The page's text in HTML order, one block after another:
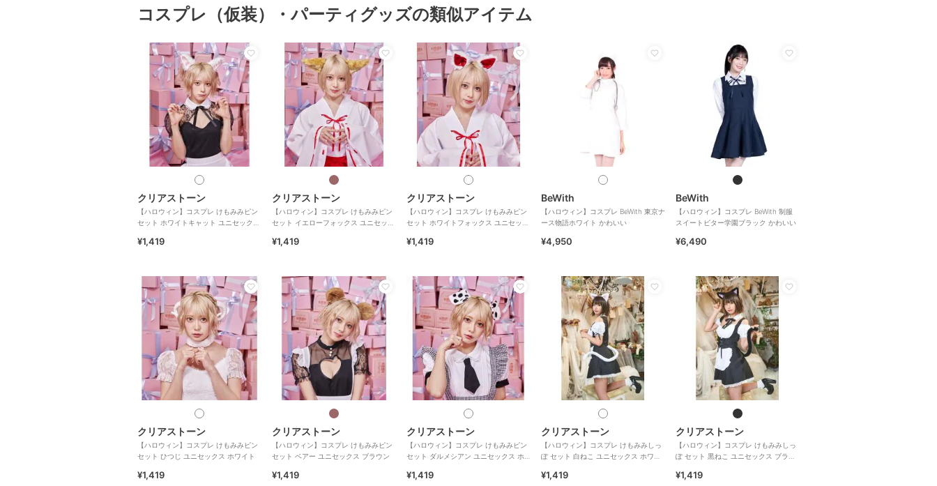
コスプレ（仮装）・パーティグッズの類似アイテム
クリアストーン
【ハロウィン】コスプレ けもみみピン
セット ホワイトキャット ユニセックス
¥1,419
クリアストーン
【ハロウィン】コスプレ けもみみピン
セット イエローフォックス ユニセック
¥1,419
クリアストーン
【ハロウィン】コスプレ けもみみピン
セット ホワイトフォックス ユニセック
¥1,419
BeWith
【ハロウィン】コスプレ BeWith 東京ナ
ース物語ホワイト かわいい
¥4,950
BeWith
【ハロウィン】コスプレ BeWith 制服
スイートビター学園ブラック かわいい
¥6,490
クリアストーン
【ハロウィン】コスプレ けもみみピン
セット ひつじ ユニセックス ホワイト
¥1,419
クリアストーン
【ハロウィン】コスプレ けもみみピン
セット ベアー ユニセックス ブラウン
¥1,419
クリアストーン
【ハロウィン】コスプレ けもみみピン
セット ダルメシアン ユニセックス ホ
¥1,419
クリアストーン
【ハロウィン】コスプレ けもみみしっ
ぽ セット 白ねこ ユニセックス ホワイ
¥1,419
クリアストーン
【ハロウィン】コスプレ けもみみしっ
ぽ セット 黒ねこ ユニセックス ブラッ
¥1,419